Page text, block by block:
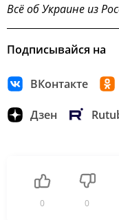
Всё об Украине из
Подписывайся на
ВКонтакте
Дзен
0 0